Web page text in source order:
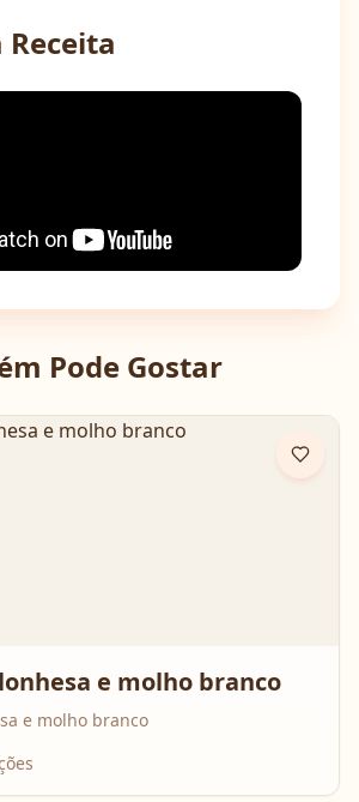
Receita
Pode Gostar
e molho branco
e molho branco